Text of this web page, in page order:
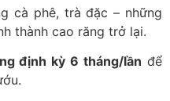
cà phê, trà đặc – những
thành cao răng trở lại.
định kỳ 6 tháng/lần để